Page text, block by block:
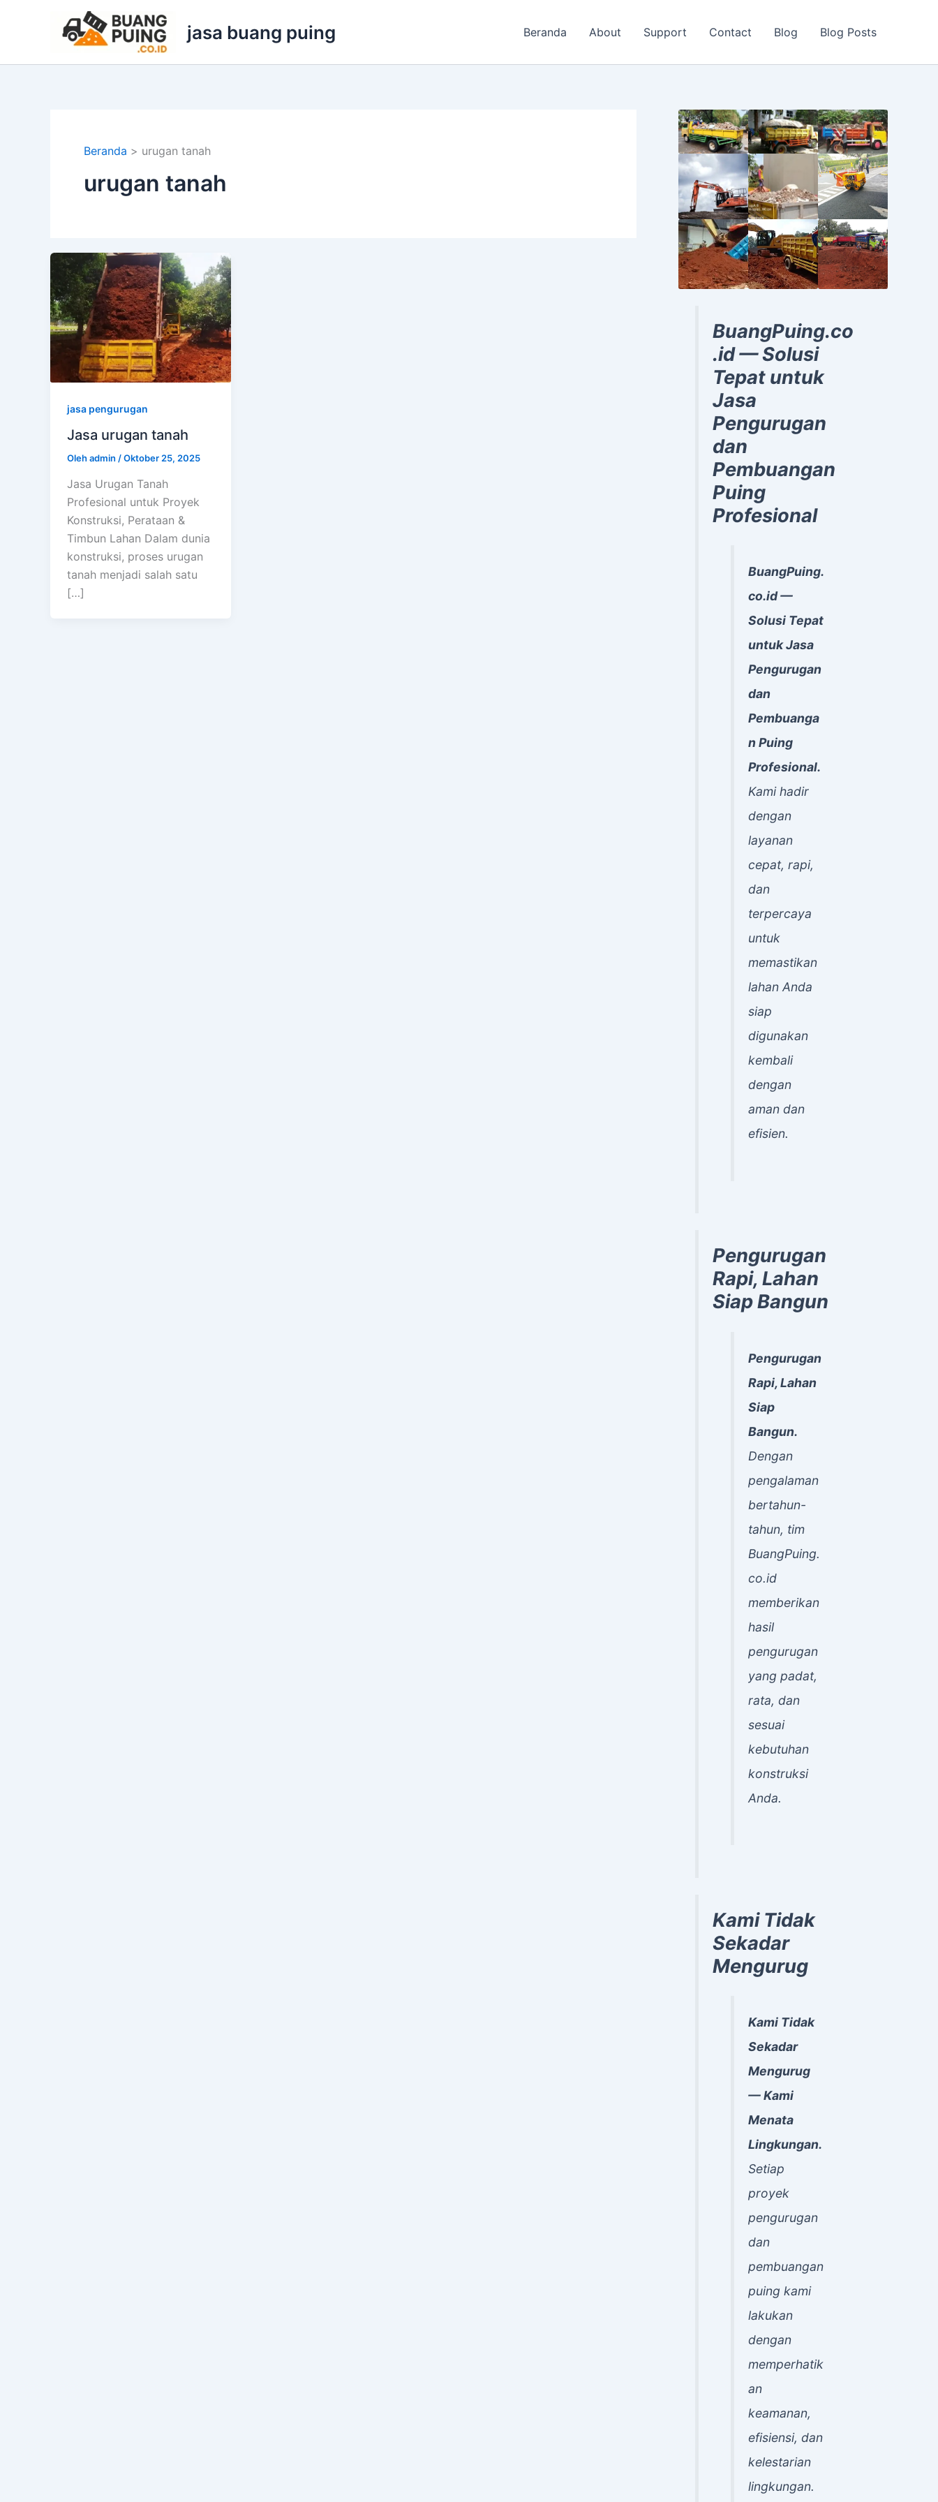
jasa buang puing Beranda About Support Contact Blog Blog Posts
Beranda urugan tanah
urugan tanah
jasa pengurugan
Jasa urugan tanah
Olehadmin /Oktober 25, 2025
Jasa Urugan Tanah
Profesional untuk Proyek
Konstruksi, Perataan &
Timbun Lahan Dalam dunia
konstruksi, proses urugan
tanah menjadi salah satu
[…]
BuangPuing.co
.id — Solusi
Tepat untuk
Jasa
Pengurugan
dan
Pembuangan
Puing
Profesional
BuangPuing.
co.id —
Solusi Tepat
untuk Jasa
Pengurugan
dan
Pembuanga
n Puing
Profesional.
Kami hadir
dengan
layanan
cepat, rapi,
dan
terpercaya
untuk
memastikan
lahan Anda
siap
digunakan
kembali
dengan
aman dan
efisien.
Pengurugan
Rapi, Lahan
Siap Bangun
Pengurugan
Rapi, Lahan
Siap
Bangun.
Dengan
pengalaman
bertahun-
tahun, tim
BuangPuing.
co.id
memberikan
hasil
pengurugan
yang padat,
rata, dan
sesuai
kebutuhan
konstruksi
Anda.
Kami Tidak
Sekadar
Mengurug
Kami Tidak
Sekadar
Mengurug
— Kami
Menata
Lingkungan.
Setiap
proyek
pengurugan
dan
pembuangan
puing kami
lakukan
dengan
memperhatik
an
keamanan,
efisiensi, dan
kelestarian
lingkungan.